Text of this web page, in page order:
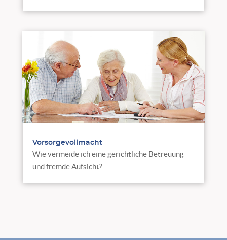
Vorsorgevollmacht
Wie vermeide ich eine gerichtliche Betreuung
und fremde Aufsicht?